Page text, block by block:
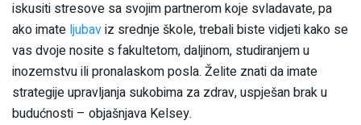
iskusiti stresove sa svojim partnerom koje svladavate, pa
ako imate ljubaviz srednje škole, trebali biste vidjeti kako se
vas dvoje nosite s fakultetom, daljinom, studiranjem u
inozemstvu ili pronalaskom posla. Želite znati da imate
strategije upravljanja sukobima za zdrav, uspješan brak u
budućnosti – objašnjava Kelsey.